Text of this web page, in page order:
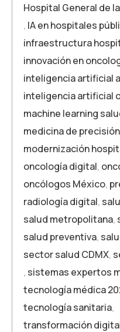
Hospital General de
, IA en hospitales
infraestructura
innovación en
inteligencia artificial
inteligencia artificial
machine learning
medicina de precisión
modernización
oncología digital,
oncólogos México,
radiología digital,
salud metropolitana,
salud preventiva,
sector salud CDMX,
, sistemas expertos
tecnología médica
tecnología sanitaria,
transformación